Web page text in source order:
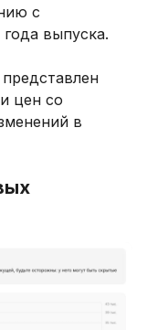
с
выпуска.
цен со
в